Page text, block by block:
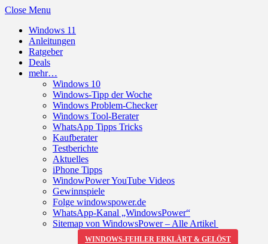
Close Menu
Windows 11
Anleitungen
Ratgeber
Deals
mehr…
Windows 10
Windows-Tipp der Woche
Windows Problem-Checker
Windows Tool-Berater
WhatsApp Tipps Tricks
Kaufberater
Testberichte
Aktuelles
iPhone Tipps
WindowPower YouTube Videos
Gewinnspiele
Folge windowspower.de
WhatsApp-Kanal „WindowsPower“
Sitemap von WindowsPower – Alle Artikel
WINDOWS-FEHLER ERKLÄRT & GELÖST